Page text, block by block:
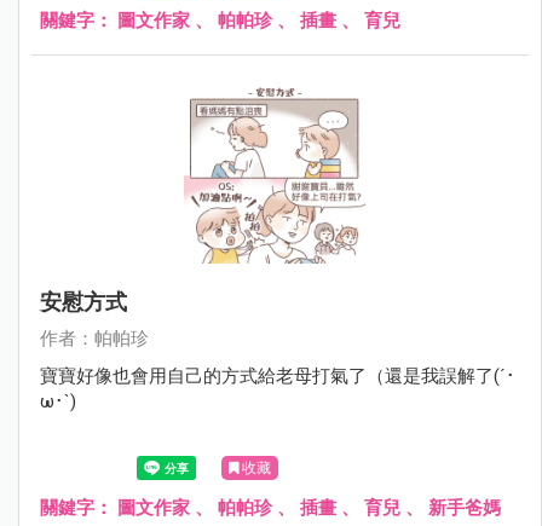
關鍵字： 圖文作家 、 帕帕珍、 插畫 、 育兒
安慰方式
作者：帕帕珍
寶寶好像也會用自己的方式給老母打氣了（還是我誤解了(´･
ω･`)
收藏
關鍵字： 圖文作家 、 帕帕珍、 插畫 、 育兒 、 新手爸媽